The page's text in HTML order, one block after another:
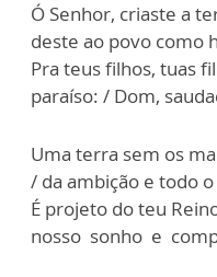
Ó Senhor, criaste a
deste ao povo como
Pra teus filhos, tuas
paraíso: / Dom,
Uma terra sem os
/ da ambição e todo
É projeto do teu
nosso